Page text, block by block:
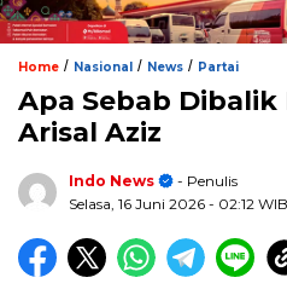
Home / Nasional / News / Partai
Apa Sebab
Arisal Aziz
Indo News
- Penulis
Selasa, 16 Juni 2026 - 02:12 WIB